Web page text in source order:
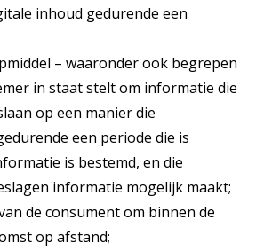
inhoud gedurende een
– waaronder ook begrepen
in staat stelt om informatie die
op een manier die
een periode die is
is bestemd, en die
informatie mogelijk maakt;
de consument om binnen de
op afstand;